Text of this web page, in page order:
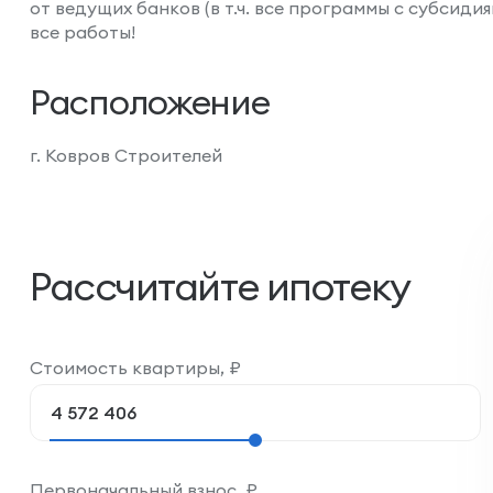
от ведущих банков (в т.ч. все программы с
все работы!
Расположение
г. Ковров Строителей
Рассчитайте ипотеку
Стоимость квартиры, ₽